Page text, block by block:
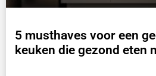
5 musthaves voor een
keuken die gezond eten